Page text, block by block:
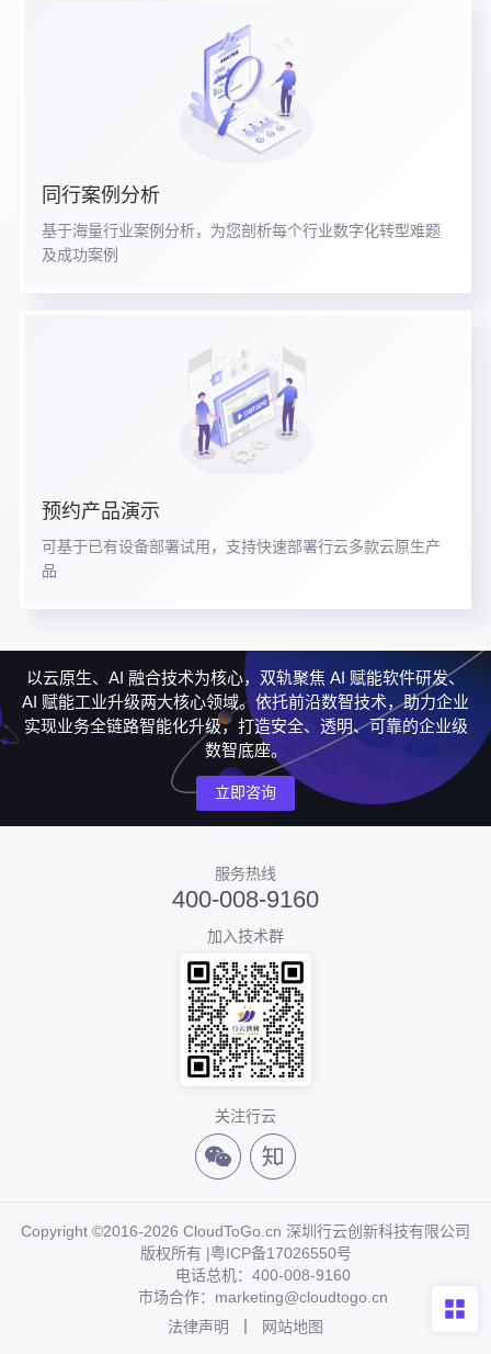
同行案例分析
基于海量行业案例分析，为您剖析每个行业数字化转型难题
及成功案例
预约产品演示
可基于已有设备部署试用，支持快速部署行云多款云原生产
品
以云原生、AI 融合技术为核心，双轨聚焦 AI 赋能软件研发、
AI 赋能工业升级两大核心领域。依托前沿数智技术，助力企业
实现业务全链路智能化升级，打造安全、透明、可靠的企业级
数智底座。
立即咨询
服务热线
400-008-9160
加入技术群
关注行云
Copyright ©2016-2026 CloudToGo.cn 深圳行云创新科技有限公司
版权所有 |粤ICP备17026550号
电话总机：400-008-9160
市场合作：marketing@cloudtogo.cn
法律声明
网站地图